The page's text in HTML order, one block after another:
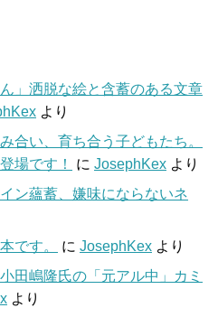
」洒脱な絵と含蓄のある文章
より
合い、育ち合う子どもたち。
場です！
に JosephKex より
ン蘊蓄、嫌味にならないネ
です。
に JosephKex より
田嶋隆氏の「元アル中」カミ
より